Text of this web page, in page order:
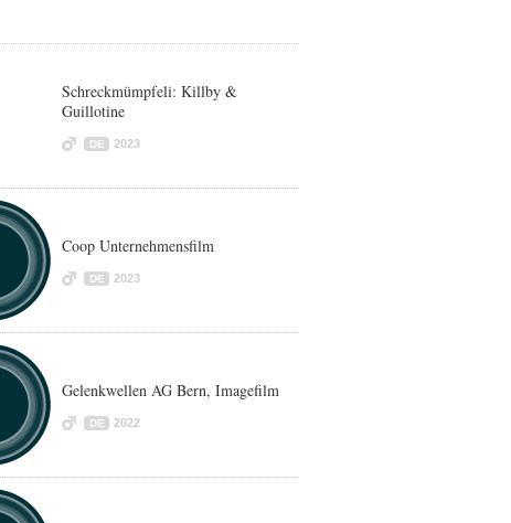
Schreckmümpfeli: Killby &
Guillotine
DE 2023
Coop Unternehmensfilm
DE 2023
Gelenkwellen AG Bern, Imagefilm
DE 2022